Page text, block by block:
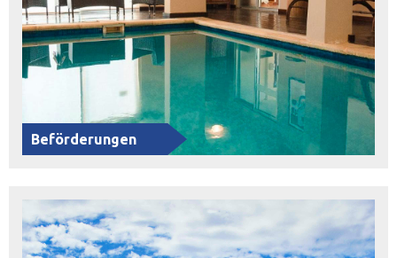
Beförderungen